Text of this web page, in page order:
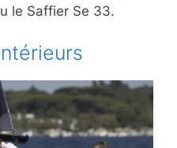
le Saffier Se 33.